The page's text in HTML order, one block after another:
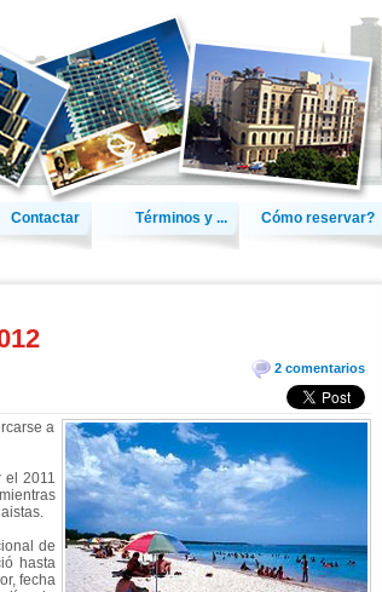
Contactar Términos y ... Cómo reservar?
2 comentarios
a
el 2011
de
hasta
fecha